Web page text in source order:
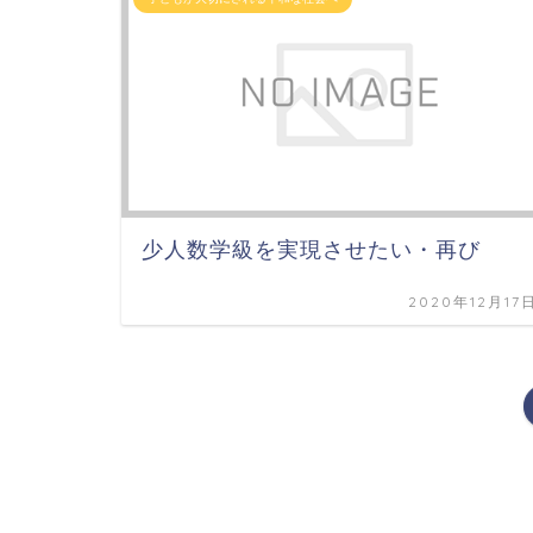
少人数学級を実現させたい・再び
2020年12月17日